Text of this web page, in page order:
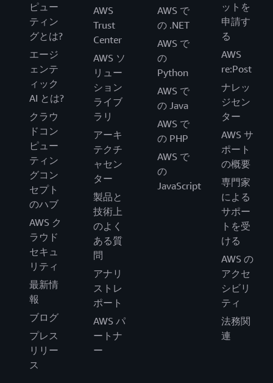
ピュー
ティン
グとは?
エージ
ェンテ
ィック
AI とは?
クラウ
ドコン
ピュー
ティン
グコン
セプト
のハブ
AWS ク
ラウド
セキュ
リティ
最新情
報
ブログ
プレス
リリー
ス
AWS
Trust
Center
AWS ソ
リュー
ション
ライブ
ラリ
アーキ
テクチ
ャセン
ター
製品と
技術上
のよく
ある質
問
アナリ
ストレ
ポート
AWS パ
ートナ
ー
AWS で
の .NET
AWS で
の
Python
AWS で
の Java
AWS で
の PHP
AWS で
の
JavaScript
ットを
申請す
る
AWS
re:Post
ナレッ
ジセン
ター
AWS サ
ポート
の概要
専門家
による
サポー
トを受
ける
AWS の
アクセ
シビリ
ティ
法務関
連